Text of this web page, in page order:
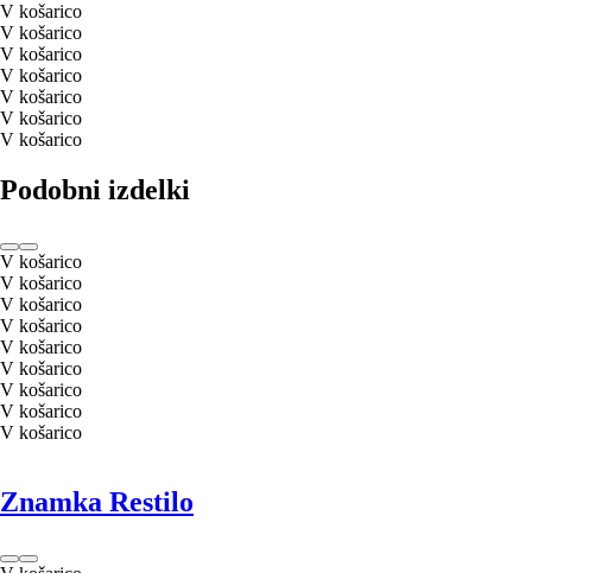
V košarico
V košarico
V košarico
V košarico
V košarico
V košarico
V košarico
Podobni izdelki
V košarico
V košarico
V košarico
V košarico
V košarico
V košarico
V košarico
V košarico
V košarico
Znamka Restilo